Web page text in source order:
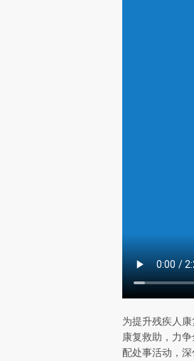
为提升残疾人
康复救助，力
配处事活动，